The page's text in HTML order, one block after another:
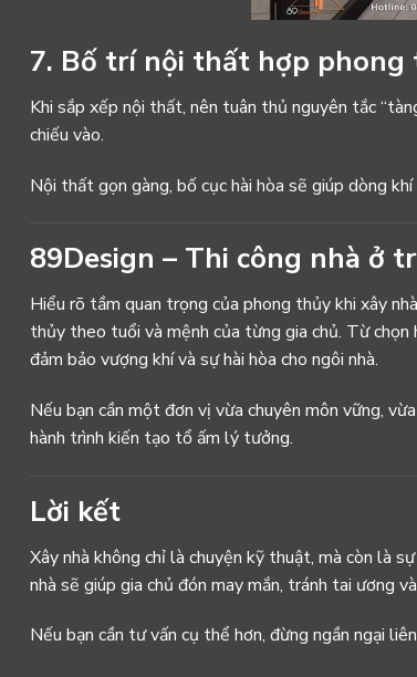
7. Bố trí nội thất hợp phong
Khi sắp xếp nội thất, nên tuân thủ nguyên tắc
chiếu vào.
Nội thất gọn gàng, bố cục hài hòa sẽ giúp dòng
89Design – Thi công nhà ở
Hiểu rõ tầm quan trọng của phong thủy khi xây
thủy theo tuổi và mệnh của từng gia chủ. Từ
đảm bảo vượng khí và sự hài hòa cho ngôi nhà.
Nếu bạn cần một đơn vị vừa chuyên môn vững,
hành trình kiến tạo tổ ấm lý tưởng.
Lời kết
Xây nhà không chỉ là chuyện kỹ thuật, mà còn là
nhà sẽ giúp gia chủ đón may mắn, tránh tai ương
Nếu bạn cần tư vấn cụ thể hơn, đừng ngần ngại